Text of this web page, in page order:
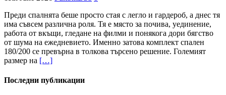
Преди спалнята беше просто стая с легло и гардероб, а днес тя
има съвсем различна роля. Тя е място за почива, уединение,
работа от вкъщи, гледане на филми и понякога дори бягство
от шума на ежедневието. Именно затова комплект спален
180/200 се превърна в толкова търсено решение. Големият
размер на […]
Последни публикации